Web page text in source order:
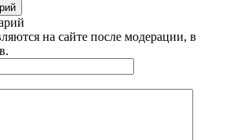
на сайте после модерации, в